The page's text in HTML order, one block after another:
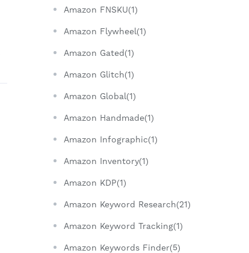
Amazon FNSKU(1)
Amazon Flywheel(1)
Amazon Gated(1)
Amazon Glitch(1)
Amazon Global(1)
Amazon Handmade(1)
Amazon Infographic(1)
Amazon Inventory(1)
Amazon KDP(1)
Amazon Keyword Research(21)
Amazon Keyword Tracking(1)
Amazon Keywords Finder(5)